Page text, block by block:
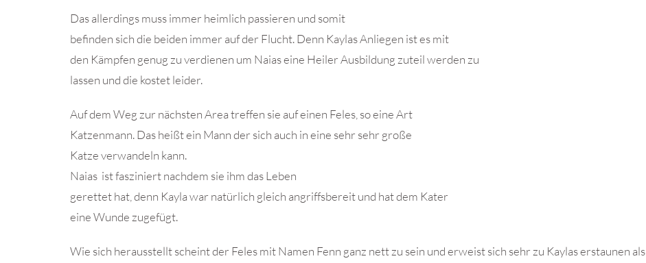
Das allerdings muss immer heimlich passieren und somit
befinden sich die beiden immer auf der Flucht. Denn Kaylas Anliegen ist es mit
den Kämpfen genug zu verdienen um Naias eine Heiler Ausbildung zuteil werden zu
lassen und die kostet leider.
Auf dem Weg zur nächsten Area treffen sie auf einen Feles, so eine Art
Katzenmann. Das heißt ein Mann der sich auch in eine sehr sehr große
Katze verwandeln kann.
Naias ist fasziniert nachdem sie ihm das Leben
gerettet hat, denn Kayla war natürlich gleich angriffsbereit und hat dem Kater
eine Wunde zugefügt.
Wie sich herausstellt scheint der Feles mit Namen Fenn ganz nett zu sein und erweist sich sehr zu Kaylas erstaunen als